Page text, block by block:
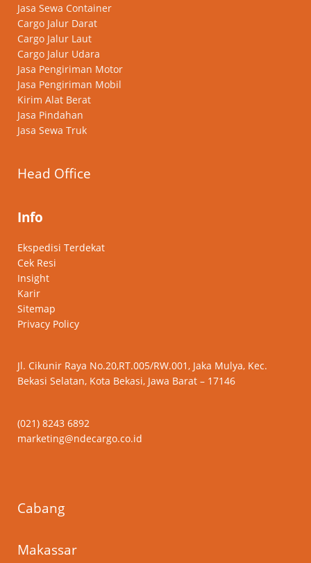
Jasa Sewa Container
Cargo Jalur Darat
Cargo Jalur Laut
Cargo Jalur Udara
Jasa Pengiriman Motor
Jasa Pengiriman Mobil
Kirim Alat Berat
Jasa Pindahan
Jasa Sewa Truk
Head Office
Info
Ekspedisi Terdekat
Cek Resi
Insight
Karir
Sitemap
Privacy Policy
Jl. Cikunir Raya No.20,RT.005/RW.001, Jaka Mulya, Kec.
Bekasi Selatan, Kota Bekasi, Jawa Barat – 17146
(021) 8243 6892
marketing@ndecargo.co.id
Cabang
Makassar